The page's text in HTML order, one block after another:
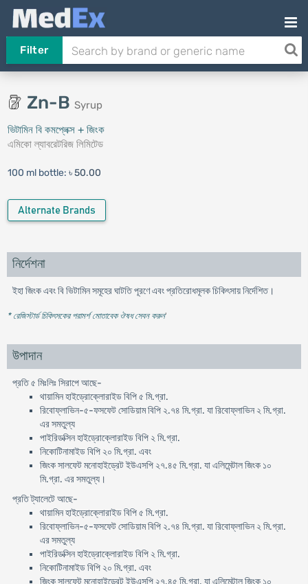
Filter
Zn-B Syrup
ভিটামিন বি কমপ্লেক্স + জিংক
এমিকো ল্যাবরেটরিজ লিমিটেড
100 ml bottle: ৳ 50.00
Alternate Brands
নির্দেশনা
ইহা জিংক এবং বি ভিটামিন সমূহের ঘাটতি পূরণে এবং প্রতিরোধমূলক চিকিৎসায় নির্দেশিত।
* রেজিস্টার্ড চিকিৎসকের পরামর্শ মোতাবেক ঔষধ সেবন করুন'
উপাদান
প্রতি ৫ মিঃলিঃ সিরাপে আছে-
থায়ামিন হাইড্রোক্লোরাইড বিপি ৫ মি.গ্রা.
রিবোফ্লাভিন-৫-ফসফেট সোডিয়াম বিপি ২.৭৪ মি.গ্রা. যা রিবোফ্লাভিন ২ মি.গ্রা.
এর সমতুল্য
পাইরিডক্সিন হাইড্রোক্লোরাইড বিপি ২ মি.গ্রা.
নিকোটিনামাইড বিপি ২০ মি.গ্রা. এবং
জিংক সালফেট মনোহাইড্রেট ইউএসপি ২৭.৪৫ মি.গ্রা. যা এলিমেন্টাল জিংক ১০
মি.গ্রা. এর সমতুল্য।
প্রতি ট্যালেটে আছে-
থায়ামিন হাইড্রোক্লোরাইড বিপি ৫ মি.গ্রা.
রিবোফ্লাভিন-৫-ফসফেট সোডিয়াম বিপি ২.৭৪ মি.গ্রা. যা রিবোফ্লাভিন ২ মি.গ্রা.
এর সমতুল্য
পাইরিডক্সিন হাইড্রোক্লোরাইড বিপি ২ মি.গ্রা.
নিকোটিনামাইড বিপি ২০ মি.গ্রা. এবং
জিংক সালফেট মনোহাইড্রেট ইউএসপি ২৭.৪৫ মি.গ্রা. যা এলিমেন্টাল জিংক ১০